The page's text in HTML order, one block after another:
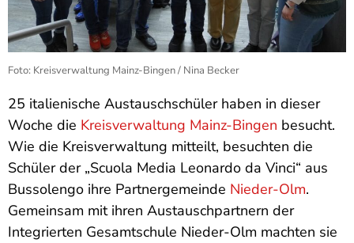
Foto: Kreisverwaltung Mainz-Bingen / Nina Becker
25 italienische Austauschschüler haben in dieser
Woche die Kreisverwaltung Mainz-Bingen besucht.
Wie die Kreisverwaltung mitteilt, besuchten die
Schüler der „Scuola Media Leonardo da Vinci“ aus
Bussolengo ihre Partnergemeinde Nieder-Olm.
Gemeinsam mit ihren Austauschpartnern der
Integrierten Gesamtschule Nieder-Olm machten sie